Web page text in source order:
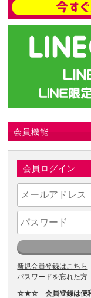
会員機能
会員ログイン
新規会員登録はこちら
パスワードを忘れた方
☆★☆ 会員登録は